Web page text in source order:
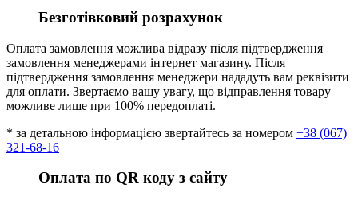
Безготівковий розрахунок
Оплата замовлення можлива відразу після підтвердження
замовлення менеджерами інтернет магазину. Після
підтвердження замовлення менеджери нададуть вам реквізити
для оплати. Звертаємо вашу увагу, що відправлення товару
можливе лише при 100% передоплаті.
* за детальною інформацією звертайтесь за номером +38 (067)
321-68-16
Оплата по QR коду з сайту